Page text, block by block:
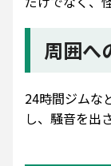
周囲へ
24時間ジムな
し、騒音を出